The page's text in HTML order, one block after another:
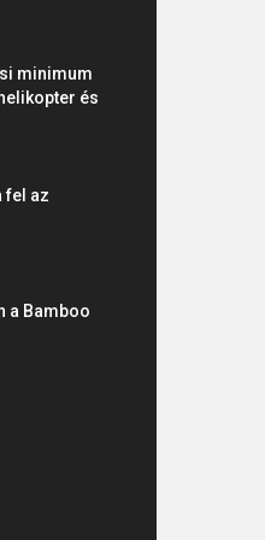
minimum
és
fel az
a Bamboo